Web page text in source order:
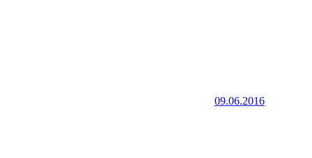
09.06.2016